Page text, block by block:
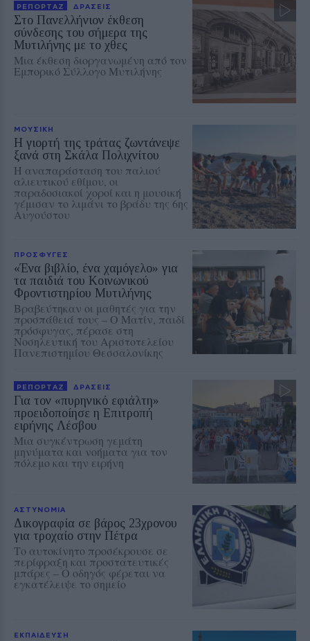
ΡΕΠΟΡΤΑΖ ΔΡΑΣΕΙΣ
Στο Πανελλήνιον έκθεση
σύνδεσης του σήμερα της
Μυτιλήνης με το χθες
Μια έκθεση διοργανωμένη από τον
Εμπορικό Σύλλογο Μυτιλήνης
ΜΟΥΣΙΚΗ
Η γιορτή της τράτας ζωντάνεψε
ξανά στη Σκάλα Πολιχνίτου
Η αναπαράσταση του παλιού
αλιευτικού εθίμου, οι
παραδοσιακοί χοροί και η μουσική
γέμισαν το λιμάνι το βράδυ της 6ης
Αυγούστου
ΠΡΟΣΦΥΓΕΣ
«Ένα βιβλίο, ένα χαμόγελο» για
τα παιδιά του Κοινωνικού
Φροντιστηρίου Μυτιλήνης
Βραβεύτηκαν οι μαθητές για την
προσπάθειά τους – Ο Ματίν, παιδί
πρόσφυγας, πέρασε στη
Νοσηλευτική του Αριστοτελείου
Πανεπιστημίου Θεσσαλονίκης
ΡΕΠΟΡΤΑΖ ΔΡΑΣΕΙΣ
Για τον «πυρηνικό εφιάλτη»
προειδοποίησε η Επιτροπή
ειρήνης Λέσβου
Μια συγκέντρωση γεμάτη
μηνύματα και νοήματα για τον
πόλεμο και την ειρήνη
ΑΣΤΥΝΟΜΙΑ
Δικογραφία σε βάρος 23χρονου
για τροχαίο στην Πέτρα
Το αυτοκίνητο προσέκρουσε σε
περίφραξη και προστατευτικές
μπάρες – Ο οδηγός φέρεται να
εγκατέλειψε το σημείο
ΕΚΠΑΙΔΕΥΣΗ